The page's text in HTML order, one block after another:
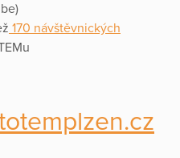
170 návštěvnických